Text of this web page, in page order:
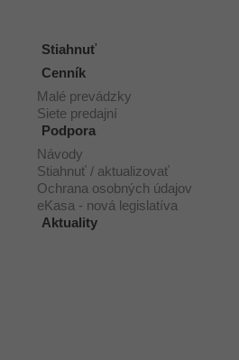
Stiahnuť
Cenník
Malé prevádzky
Siete predajní
Podpora
Návody
Stiahnuť / aktualizovať
Ochrana osobných údajov
eKasa - nová legislatíva
Aktuality